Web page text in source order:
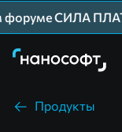
форуме СИЛА
Продукты